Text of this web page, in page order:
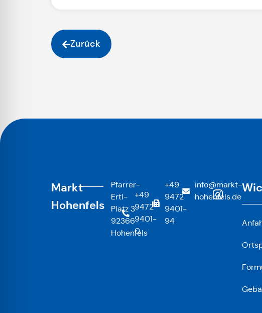
Zurück
Markt
Hohenfels
Pfarrer-
Ertl-
Platz 3
92366
Hohenfels
+49
9472
9401-
0
+49
9472
9401-
94
info@markt-
hohenfels.de